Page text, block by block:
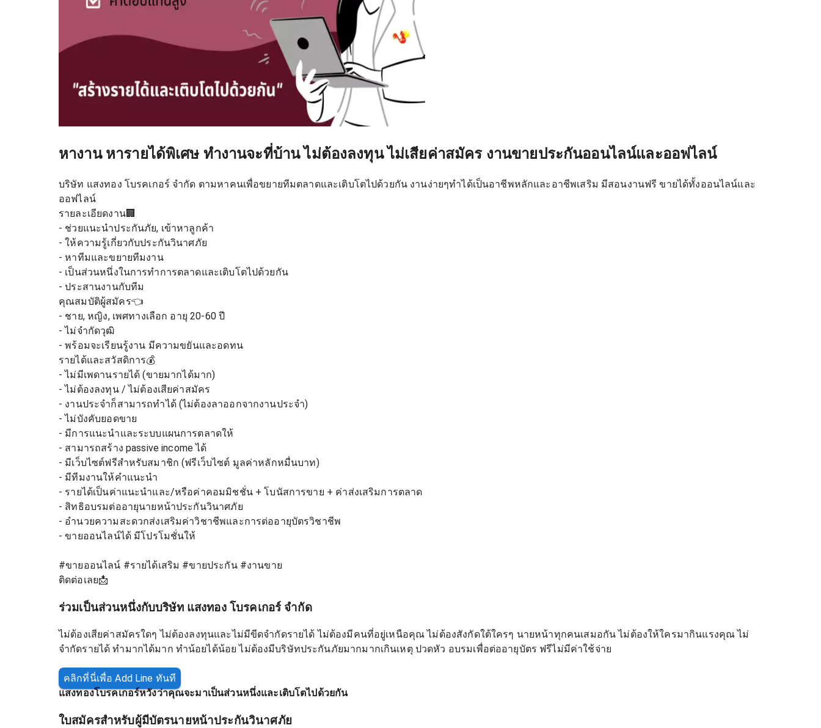
หางาน หารายได้พิเศษ ทำงานจะที่บ้าน ไม่ต้องลงทุน ไม่เสียค่าสมัคร งานขายประกันออนไลน์และออฟไลน์
บริษัท แสงทอง โบรคเกอร์ จำกัด ตามหาคนเพื่อขยายทีมตลาดและเติบโตไปด้วยกัน งานง่ายๆทำได้เป็นอาชีพหลักและอาชีพเสริม มีสอนงานฟรี ขายได้ทั้งออนไลน์และ
ออฟไลน์
รายละเอียดงาน🏢
- ช่วยแนะนำประกันภัย, เข้าหาลูกค้า
- ให้ความรู้เกี่ยวกับประกันวินาศภัย
- หาทีมและขยายทีมงาน
- เป็นส่วนหนึ่งในการทำการตลาดและเติบโตไปด้วยกัน
- ประสานงานกับทีม
คุณสมบัติผู้สมัคร👈
- ชาย, หญิง, เพศทางเลือก อายุ 20-60 ปี
- ไม่จำกัดวุฒิ
- พร้อมจะเรียนรู้งาน มีความขยันและอดทน
รายได้และสวัสดิการ💰
- ไม่มีเพดานรายได้ (ขายมากได้มาก)
- ไม่ต้องลงทุน / ไม่ต้องเสียค่าสมัคร
- งานประจำก็สามารถทำได้ (ไม่ต้องลาออกจากงานประจำ)
- ไม่บังคับยอดขาย
- มีการแนะนำและระบบแผนการตลาดให้
- สามารถสร้าง passive income ได้
- มีเว็บไซต์ฟรีสำหรับสมาชิก (ฟรีเว็บไซต์ มูลค่าหลักหมื่นบาท)
- มีทีมงานให้คำแนะนำ
- รายได้เป็นค่าแนะนำและ/หรือค่าคอมมิชชั่น + โบนัสการขาย + ค่าส่งเสริมการตลาด
- สิทธิอบรมต่ออายุนายหน้าประกันวินาศภัย
- อำนวยความสะดวกส่งเสริมค่าวิชาชีพและการต่ออายุบัตรวิชาชีพ
- ขายออนไลน์ได้ มีโปรโมชั่นให้
#ขายออนไลน์ #รายได้เสริม #ขายประกัน #งานขาย
ติดต่อเลย📩
ร่วมเป็นส่วนหนึ่งกับบริษัท แสงทอง โบรคเกอร์ จำกัด
ไม่ต้องเสียค่าสมัครใดๆ ไม่ต้องลงทุนและไม่มีขีดจำกัดรายได้ ไม่ต้องมีคนที่อยู่เหนือคุณ ไม่ต้องสังกัดใต้ใครๆ นายหน้าทุกคนเสมอกัน ไม่ต้องให้ใครมากินแรงคุณ ไม่
จำกัดรายได้ ทำมากได้มาก ทำน้อยได้น้อย ไม่ต้องมีบริษัทประกันภัยมากมากเกินเหตุ ปวดหัว อบรมเพื่อต่ออายุบัตร ฟรีไม่มีค่าใช้จ่าย
คลิกที่นี่เพื่อ Add Line ทันที
แสงทองโบรคเกอร์หวังว่าคุณจะมาเป็นส่วนหนึ่งและเติบโตไปด้วยกัน
ใบสมัครสำหรับผู้มีบัตรนายหน้าประกันวินาศภัย